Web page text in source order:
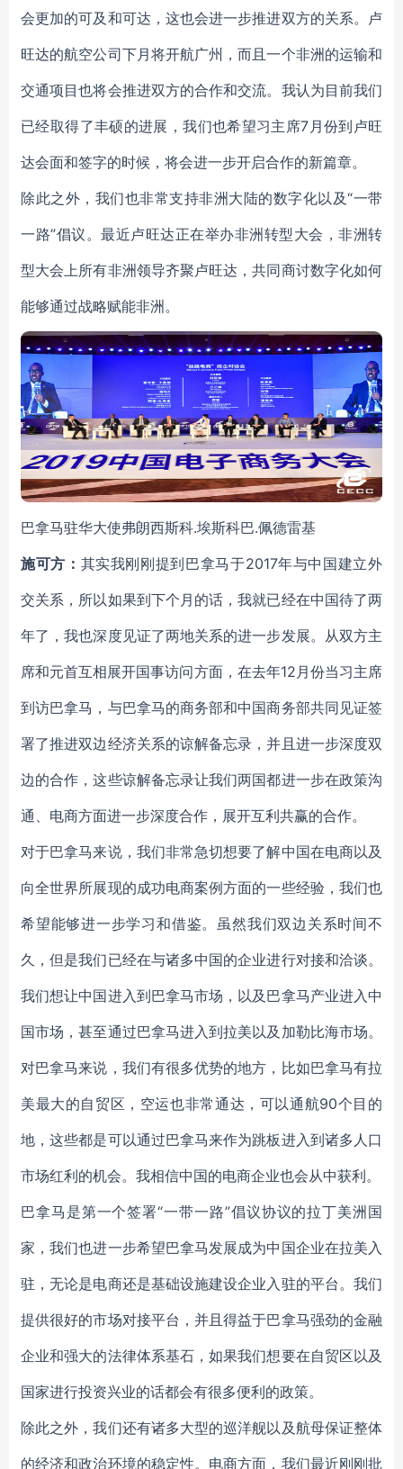
会更加的可及和可达，这也会进一步推进双方的关系。卢
旺达的航空公司下月将开航广州，而且一个非洲的运输和
交通项目也将会推进双方的合作和交流。我认为目前我们
已经取得了丰硕的进展，我们也希望习主席7月份到卢旺
达会面和签字的时候，将会进一步开启合作的新篇章。
除此之外，我们也非常支持非洲大陆的数字化以及“一带
一路”倡议。最近卢旺达正在举办非洲转型大会，非洲转
型大会上所有非洲领导齐聚卢旺达，共同商讨数字化如何
能够通过战略赋能非洲。
巴拿马驻华大使弗朗西斯科.埃斯科巴.佩德雷基
施可方： 其实我刚刚提到巴拿马于2017年与中国建立外
交关系，所以如果到下个月的话，我就已经在中国待了两
年了，我也深度见证了两地关系的进一步发展。从双方主
席和元首互相展开国事访问方面，在去年12月份当习主席
到访巴拿马，与巴拿马的商务部和中国商务部共同见证签
署了推进双边经济关系的谅解备忘录，并且进一步深度双
边的合作，这些谅解备忘录让我们两国都进一步在政策沟
通、电商方面进一步深度合作，展开互利共赢的合作。
对于巴拿马来说，我们非常急切想要了解中国在电商以及
向全世界所展现的成功电商案例方面的一些经验，我们也
希望能够进一步学习和借鉴。虽然我们双边关系时间不
久，但是我们已经在与诸多中国的企业进行对接和洽谈。
我们想让中国进入到巴拿马市场，以及巴拿马产业进入中
国市场，甚至通过巴拿马进入到拉美以及加勒比海市场。
对巴拿马来说，我们有很多优势的地方，比如巴拿马有拉
美最大的自贸区，空运也非常通达，可以通航90个目的
地，这些都是可以通过巴拿马来作为跳板进入到诸多人口
市场红利的机会。我相信中国的电商企业也会从中获利。
巴拿马是第一个签署“一带一路”倡议协议的拉丁美洲国
家，我们也进一步希望巴拿马发展成为中国企业在拉美入
驻，无论是电商还是基础设施建设企业入驻的平台。我们
提供很好的市场对接平台，并且得益于巴拿马强劲的金融
企业和强大的法律体系基石，如果我们想要在自贸区以及
国家进行投资兴业的话都会有很多便利的政策。
除此之外，我们还有诸多大型的巡洋舰以及航母保证整体
的经济和政治环境的稳定性。电商方面，我们最近刚刚批